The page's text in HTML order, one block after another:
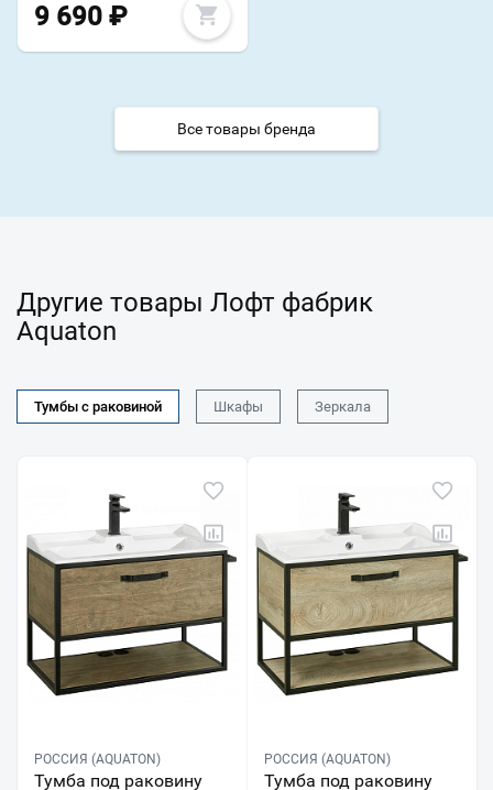
9 690 ₽
Все товары бренда
Другие товары Лофт фабрик
Aquaton
Тумбы с раковиной Шкафы Зеркала
РОССИЯ (AQUATON)
Тумба под раковину
РОССИЯ (AQUATON)
Тумба под раковину